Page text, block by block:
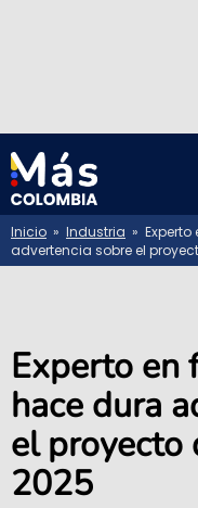
Inicio » Industria »
advertencia sobre el
Experto en
hace dura
el proyecto
2025